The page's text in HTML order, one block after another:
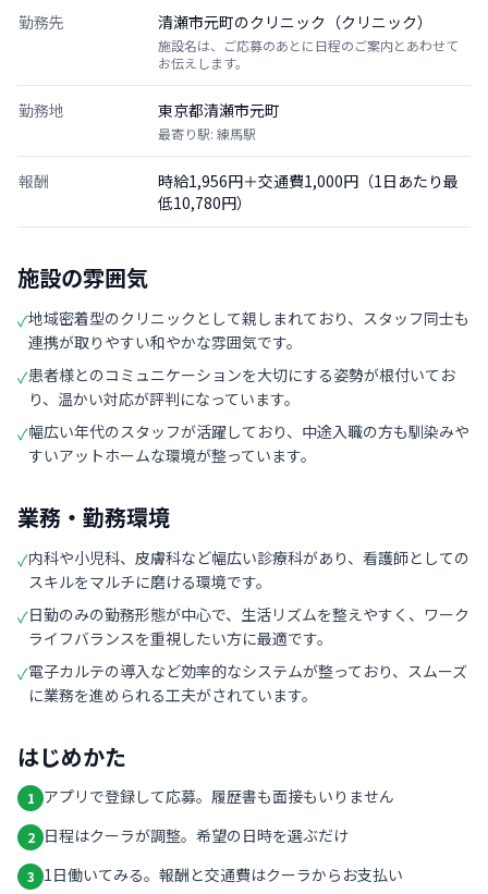
勤務先 清瀬市元町のクリニック（クリニック）
施設名は、ご応募のあとに日程のご案内とあわせて
お伝えします。
勤務地 東京都清瀬市元町
最寄り駅: 練馬駅
報酬
時給1,956円＋交通費1,000円（1日あたり最
低10,780円）
施設の雰囲気
✓地域密着型のクリニックとして親しまれており、スタッフ同士も
連携が取りやすい和やかな雰囲気です。
✓患者様とのコミュニケーションを大切にする姿勢が根付いてお
り、温かい対応が評判になっています。
✓幅広い年代のスタッフが活躍しており、中途入職の方も馴染みや
すいアットホームな環境が整っています。
業務・勤務環境
✓内科や小児科、皮膚科など幅広い診療科があり、看護師としての
スキルをマルチに磨ける環境です。
✓日勤のみの勤務形態が中心で、生活リズムを整えやすく、ワーク
ライフバランスを重視したい方に最適です。
✓電子カルテの導入など効率的なシステムが整っており、スムーズ
に業務を進められる工夫がされています。
はじめかた
1 アプリで登録して応募。履歴書も面接もいりません
2 日程はクーラが調整。希望の日時を選ぶだけ
3 1日働いてみる。報酬と交通費はクーラからお支払い